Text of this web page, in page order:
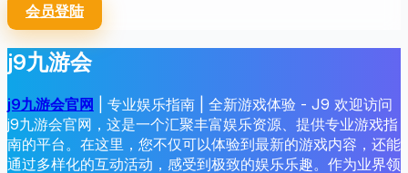
会员登陆
j9九游会
j9九游会官网
| 专业娱乐指南 | 全新游戏体验 - J9 欢迎访问
j9九游会官网，这是一个汇聚丰富娱乐资源、提供专业游戏指
南的平台。在这里，您不仅可以体验到最新的游戏内容，还能
通过多样化的互动活动，感受到极致的娱乐乐趣。作为业界领